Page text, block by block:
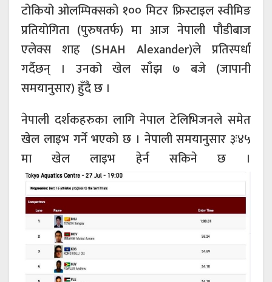
टोकियो ओलम्पिक्सको १०० मिटर फ्रिस्टाइल स्वीमिङ
प्रतियोगिता (पुरुषतर्फ) मा आज नेपाली पौडीबाज
एलेक्स शाह (SHAH Alexander)ले प्रतिस्पर्धा
गर्दैछन् । उनको खेल साँझ ७ बजे (जापानी
समयानुसार) हुँदै छ ।
नेपाली दर्शकहरुका लागि नेपाल टेलिभिजनले समेत
खेल लाइभ गर्ने भएको छ । नेपाली समयानुसार ३ः४५
मा खेल लाइभ हेर्न सकिने छ ।